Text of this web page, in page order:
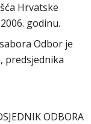
Hrvatske
godinu.
Odbor je
predsjednika
ODBORA